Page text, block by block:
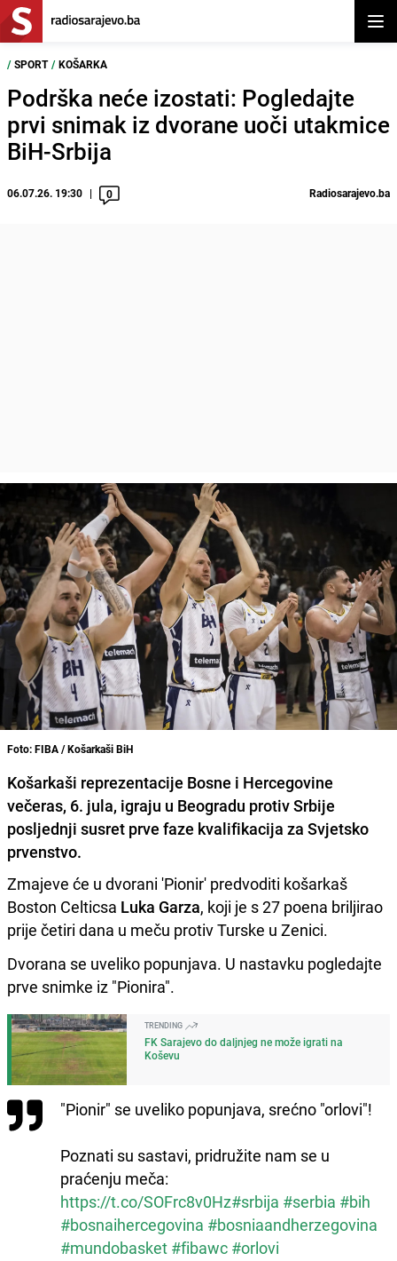
/ SPORT / KOŠARKA
Podrška neće izostati: Pogledajte
prvi snimak iz dvorane uoči utakmice
BiH-Srbija
06.07.26. 19:30 0 Radiosarajevo.ba
Foto: FIBA / Košarkaši BiH
Košarkaši reprezentacije Bosne i Hercegovine
večeras, 6. jula, igraju u Beogradu protiv Srbije
posljednji susret prve faze kvalifikacija za Svjetsko
prvenstvo.
Zmajeve će u dvorani 'Pionir' predvoditi košarkaš
Boston Celticsa Luka Garza, koji je s 27 poena briljirao
prije četiri dana u meču protiv Turske u Zenici.
Dvorana se uveliko popunjava. U nastavku pogledajte
prve snimke iz "Pionira".
TRENDING
FK Sarajevo do daljnjeg ne može igrati na
Koševu
"Pionir" se uveliko popunjava, srećno "orlovi"!
Poznati su sastavi, pridružite nam se u
praćenju meča:
https://t.co/SOFrc8v0Hz#srbija #serbia #bih
#bosnaihercegovina #bosniaandherzegovina
#mundobasket #fibawc #orlovi